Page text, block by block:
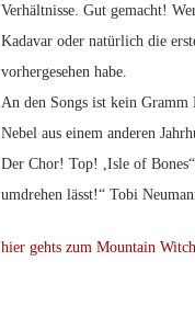
Verhältnisse. Gut gemacht!
Kadavar oder natürlich die
vorhergesehen habe.
An den Songs ist kein Gramm
Nebel aus einem anderen
Der Chor! Top! ,Isle of
umdrehen lässt!“ Tobi
hier gehts zum Mountain